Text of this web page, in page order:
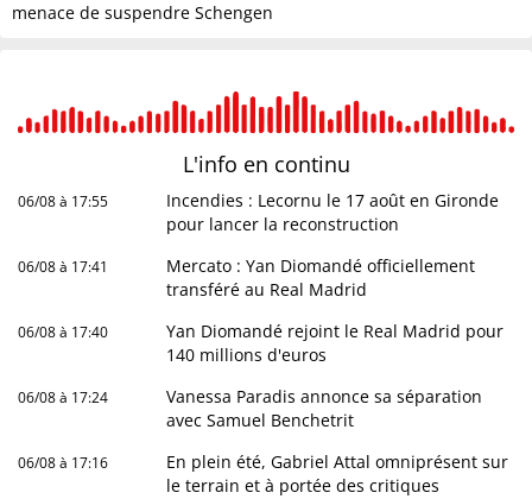
menace de suspendre Schengen
L'info en continu
06/08 à 17:55
Incendies : Lecornu le 17 août en Gironde
pour lancer la reconstruction
06/08 à 17:41
Mercato : Yan Diomandé officiellement
transféré au Real Madrid
06/08 à 17:40
Yan Diomandé rejoint le Real Madrid pour
140 millions d'euros
06/08 à 17:24
Vanessa Paradis annonce sa séparation
avec Samuel Benchetrit
06/08 à 17:16
En plein été, Gabriel Attal omniprésent sur
le terrain et à portée des critiques